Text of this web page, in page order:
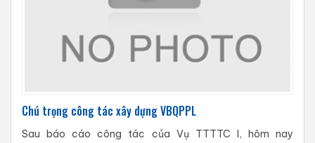
Chú trọng công tác xây dựng VBQPPL
Sau báo cáo công tác của Vụ TTTTC I, hôm nay